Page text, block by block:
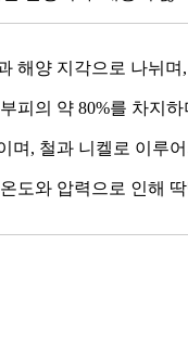
해양 지각으로 나뉘
피의 약 80%를 차지
며, 철과 니켈로 이루
도와 압력으로 인해